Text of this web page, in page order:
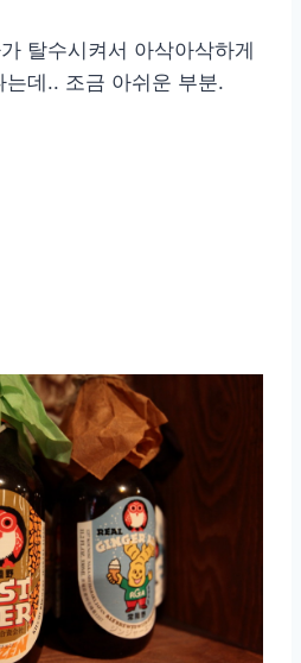
탈수시켜서 아삭아삭하게
데.. 조금 아쉬운 부분.